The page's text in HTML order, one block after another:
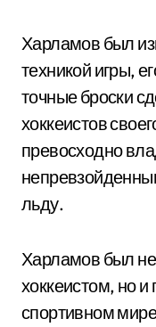
Харламов был
техникой игры,
точные броски
хоккеистов
превосходно
льду.
Харламов был
хоккеистом, но
спортивном